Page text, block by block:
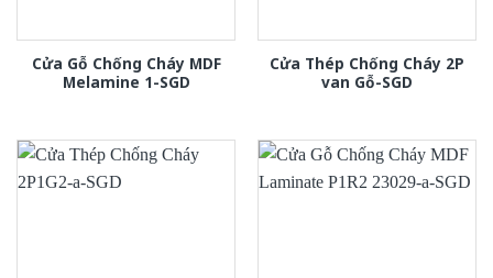
Cửa Gỗ Chống Cháy MDF
Melamine 1-SGD
Cửa Thép Chống Cháy 2P
van Gỗ-SGD